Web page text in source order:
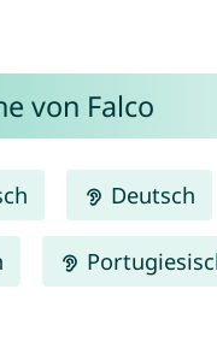
von Falco
Deutsch